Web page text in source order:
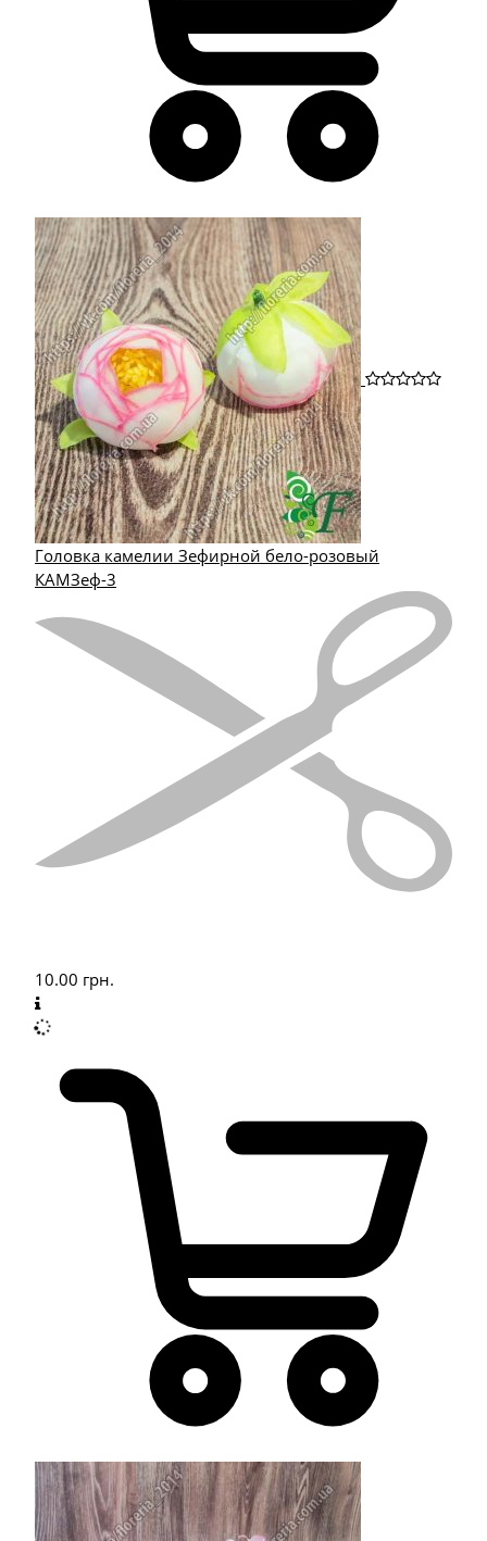
Головка камелии Зефирной бело-розовый
КАМЗеф-3
10.00 грн.